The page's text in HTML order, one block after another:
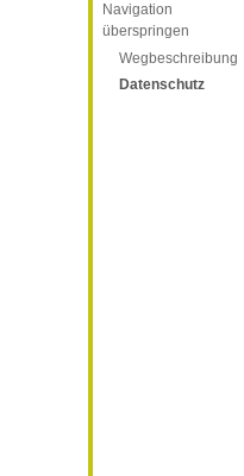
Navigation
überspringen
Wegbeschreibung
Datenschutz